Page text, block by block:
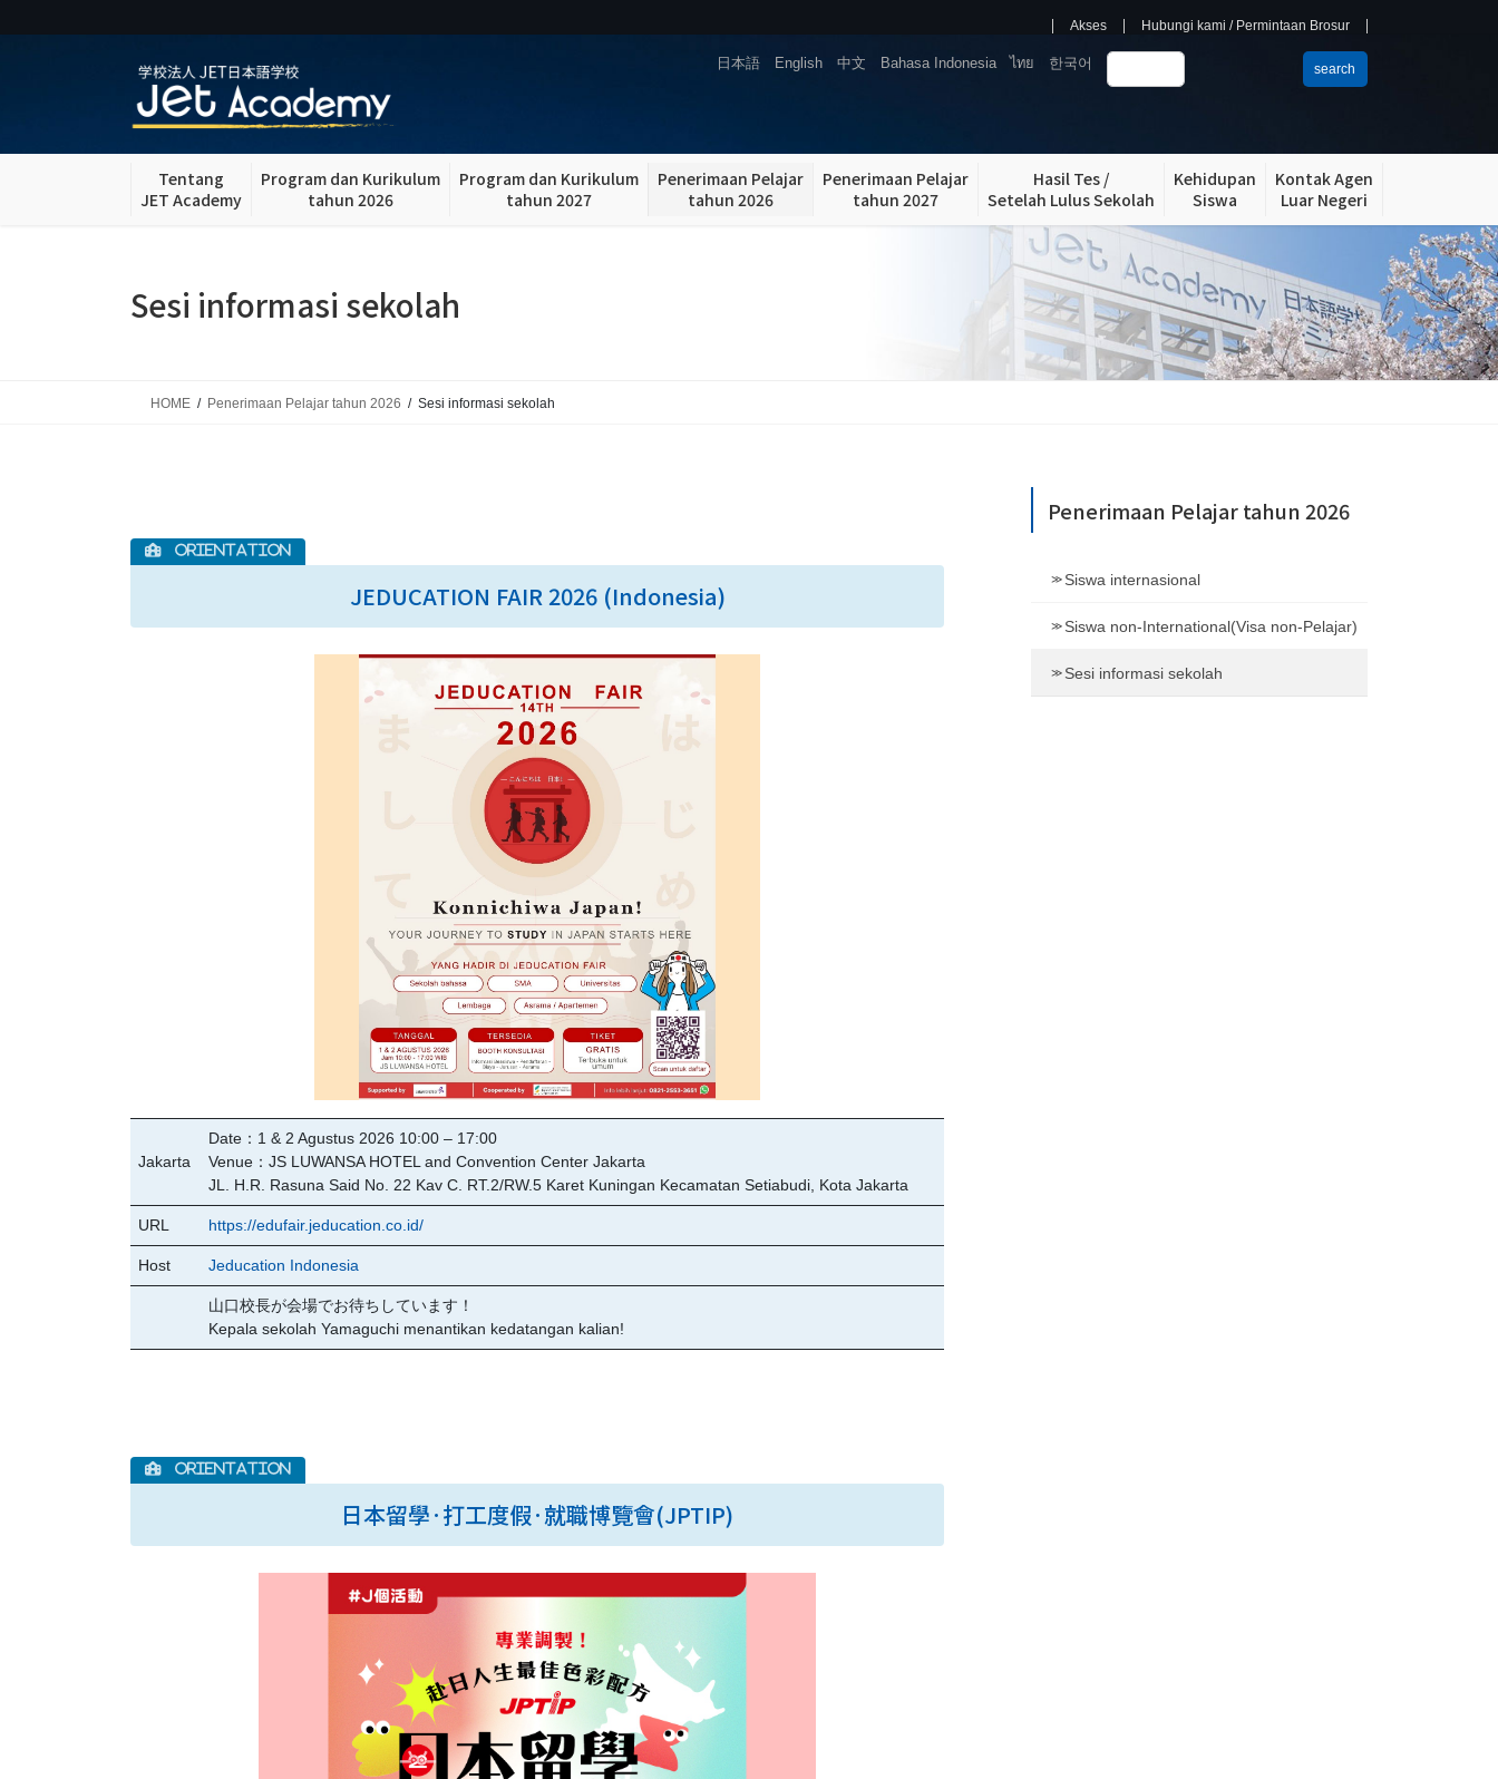
to
to
Akses Hubungi kami / Permintaan Brosur
English Bahasa Indonesia
日本語 한국어
ไทย
中文 search
Tentang
JET Academy
Program dan Kurikulum
tahun 2026
Program dan Kurikulum
tahun 2027
Penerimaan Pelajar
tahun 2026
Penerimaan Pelajar
tahun 2027
Hasil Tes /
Setelah Lulus Sekolah
Kehidupan
Siswa
Kontak Agen
Luar Negeri
Sesi informasi sekolah
HOME Penerimaan Pelajar tahun 2026 Sesi informasi sekolah
JEDUCATION FAIR 2026 (Indonesia)
Jakarta
Date：1 & 2 Agustus 2026 10:00 – 17:00
Venue：JS LUWANSA HOTEL and Convention Center Jakarta
JL. H.R. Rasuna Said No. 22 Kav C. RT.2/RW.5 Karet Kuningan Kecamatan Setiabudi, Kota Jakarta
URL https://edufair.jeducation.co.id/
Host Jeducation Indonesia
山口校長が会場でお待ちしています！
Kepala sekolah Yamaguchi menantikan kedatangan kalian!
日本留學·打工度假·就職博覽會(JPTIP)
Penerimaan Pelajar tahun 2026
Siswa internasional
Siswa non-International(Visa non-Pelajar)
Sesi informasi sekolah